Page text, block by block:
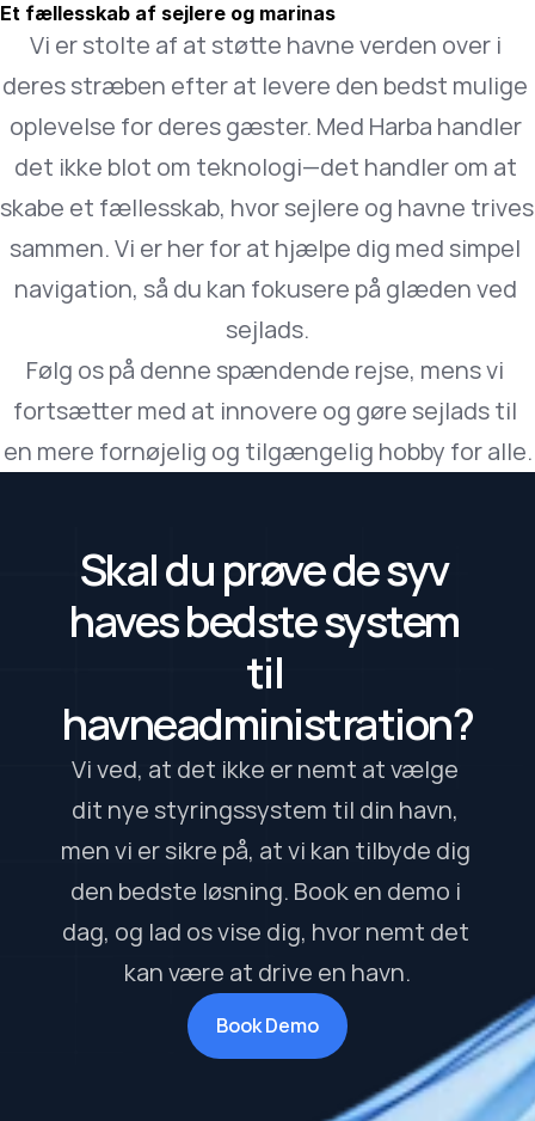
Et fællesskab af sejlere og marinas
Vi er stolte af at støtte havne verden over i
deres stræben efter at levere den bedst mulige
oplevelse for deres gæster. Med Harba handler
det ikke blot om teknologi—det handler om at
skabe et fællesskab, hvor sejlere og havne trives
sammen. Vi er her for at hjælpe dig med simpel
navigation, så du kan fokusere på glæden ved
sejlads.
Følg os på denne spændende rejse, mens vi
fortsætter med at innovere og gøre sejlads til
en mere fornøjelig og tilgængelig hobby for alle.
Skal du prøve de syv
haves bedste system
til
havneadministration?
Vi ved, at det ikke er nemt at vælge
dit nye styringssystem til din havn,
men vi er sikre på, at vi kan tilbyde dig
den bedste løsning. Book en demo i
dag, og lad os vise dig, hvor nemt det
kan være at drive en havn.
Book Demo